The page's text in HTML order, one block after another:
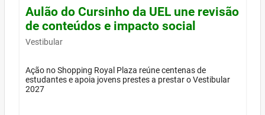
Aulão do Cursinho da UEL une revisão
de conteúdos e impacto social
Vestibular
Ação no Shopping Royal Plaza reúne centenas de
estudantes e apoia jovens prestes a prestar o Vestibular
2027